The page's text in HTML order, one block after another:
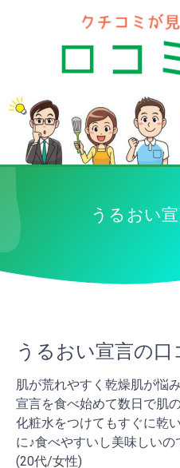
うるおい
うるおい宣言の口
肌が荒れやすく乾燥肌が悩
宣言を食べ始めて数日で肌
化粧水をつけてもすぐに乾
に♪食べやすいし美味しいの
(20代/女性)